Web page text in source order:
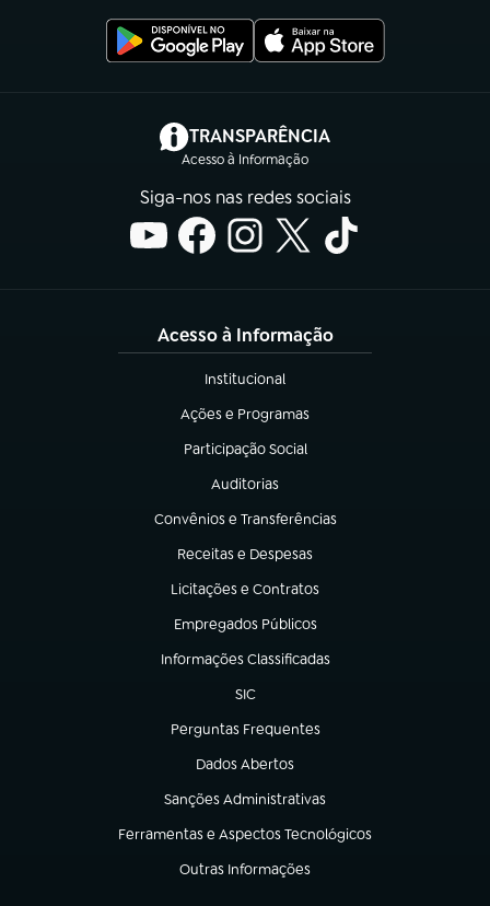
TRANSPARÊNCIA
Acesso à Informação
(abre em nova aba)
Siga-nos nas redes sociais
Acesso à Informação
Institucional
(abre em nova aba)
Ações e Programas
(abre em nova aba)
Participação Social
(abre em nova aba)
Auditorias
(abre em nova aba)
Convênios e Transferências
(abre em nova aba)
Receitas e Despesas
(abre em nova aba)
Licitações e Contratos
(abre em nova aba)
Empregados Públicos
(abre em nova aba)
Informações Classificadas
(abre em nova aba)
SIC
(abre em nova aba)
Perguntas Frequentes
(abre em nova aba)
Dados Abertos
(abre em nova aba)
Sanções Administrativas
(abre em nova aba)
Ferramentas e Aspectos Tecnológicos
(abre em nova aba)
Outras Informações
(abre em nova aba)